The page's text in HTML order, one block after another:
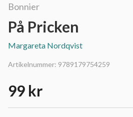
Bonnier
På Pricken
Margareta Nordqvist
Artikelnummer: 9789179754259
99 kr